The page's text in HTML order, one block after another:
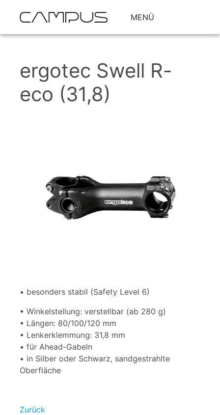
MENÜ
ergotec Swell R-
eco (31,8)
• besonders stabil (Safety Level 6)
• Winkelstellung: verstellbar (ab 280 g)
• Längen: 80/100/120 mm
• Lenkerklemmung: 31,8 mm
• für Ahead-Gabeln
• in Silber oder Schwarz, sandgestrahlte
Oberfläche
Zurück